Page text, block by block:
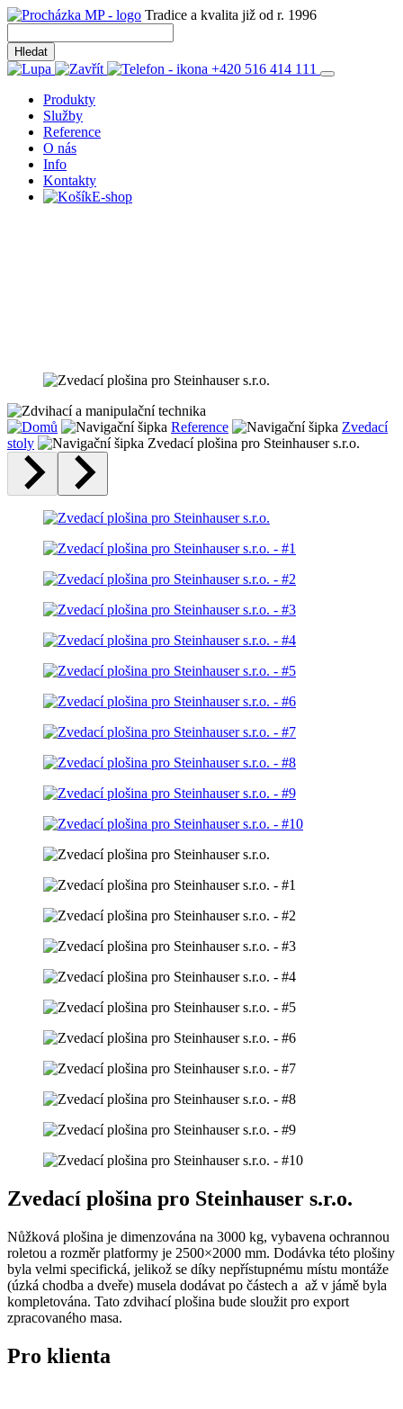
Tradice a kvalita již od r. 1996
+420 516 414 111
Produkty
Služby
Reference
O nás
Info
Kontakty
E-shop
Reference
Zvedací
stoly
Zvedací plošina pro Steinhauser s.r.o.
Zvedací plošina pro Steinhauser s.r.o.
Nůžková plošina je dimenzována na 3000 kg, vybavena ochrannou
roletou a rozměr platformy je 2500×2000 mm. Dodávka této plošiny
byla velmi specifická, jelikož se díky nepřístupnému místu montáže
(úzká chodba a dveře) musela dodávat po částech a až v jámě byla
kompletována. Tato zdvihací plošina bude sloužit pro export
zpracovaného masa.
Pro klienta